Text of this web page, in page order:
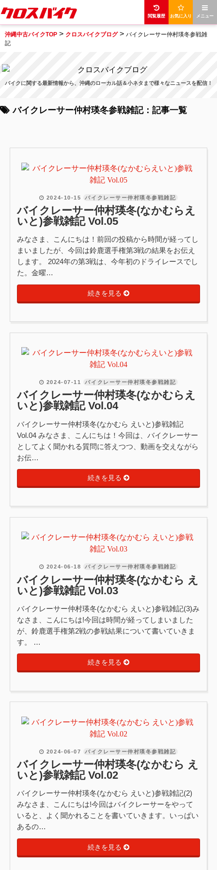
メニュー
お気に入り
閲覧履歴
沖縄中古バイクTOP > クロスバイクブログ > バイクレーサー仲村瑛冬参戦雑
記
バイクに関する最新情報から、沖縄のローカル話＆小ネタまで様々なニュースを配信！
バイクレーサー仲村瑛冬参戦雑記：記事一覧
2024-10-15 バイクレーサー仲村瑛冬参戦雑記
バイクレーサー仲村瑛冬(なかむらえ
いと)参戦雑記 Vol.05
みなさま、こんにちは！前回の投稿から時間が経ってし
まいましたが、今回は鈴鹿選手権第3戦の結果をお伝え
します。 2024年の第3戦は、今年初のドライレースでし
た。金曜…
続きを見る
2024-07-11 バイクレーサー仲村瑛冬参戦雑記
バイクレーサー仲村瑛冬(なかむらえ
いと)参戦雑記 Vol.04
バイクレーサー仲村瑛冬(なかむら えいと)参戦雑記
Vol.04 みなさま、こんにちは！今回は、バイクレーサー
としてよく聞かれる質問に答えつつ、動画を交えながら
お伝…
続きを見る
2024-06-18 バイクレーサー仲村瑛冬参戦雑記
バイクレーサー仲村瑛冬(なかむら え
いと)参戦雑記 Vol.03
バイクレーサー仲村瑛冬(なかむら えいと)参戦雑記(3)み
なさま、こんにちは!今回は時間が経ってしまいました
が、鈴鹿選手権第2戦の参戦結果について書いていきま
す。 …
続きを見る
2024-06-07 バイクレーサー仲村瑛冬参戦雑記
バイクレーサー仲村瑛冬(なかむら え
いと)参戦雑記 Vol.02
バイクレーサー仲村瑛冬(なかむら えいと)参戦雑記(2)
みなさま、こんにちは!今回はバイクレーサーをやって
いると、よく聞かれることを書いていきます。いっぱい
あるの…
続きを見る